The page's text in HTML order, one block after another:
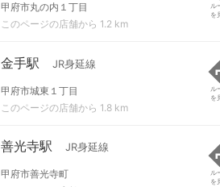
甲府市丸の内１丁目
このページの店舗から 1.2 km
ル
を
金手駅 JR身延線
甲府市城東１丁目
このページの店舗から 1.8 km
ル
を
善光寺駅 JR身延線
甲府市善光寺町
ル
を